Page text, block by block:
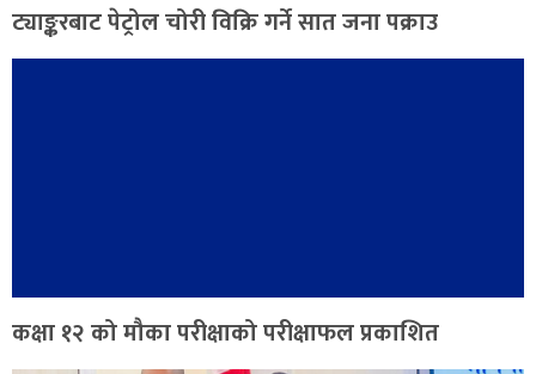
ट्याङ्करबाट पेट्रोल चोरी विक्रि गर्ने सात जना पक्राउ
कक्षा १२ को मौका परीक्षाको परीक्षाफल प्रकाशित